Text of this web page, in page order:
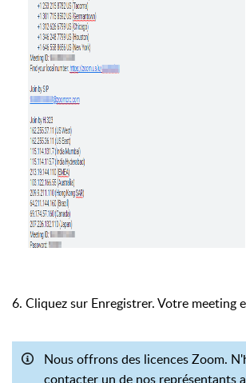
6. Cliquez sur Enregistrer. Votre meeting
Nous offrons des licences Zoom.
contacter un de nos représentants